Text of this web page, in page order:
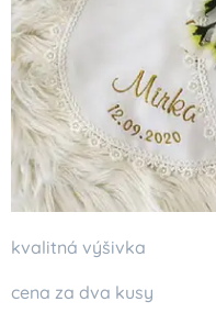
kvalitná výšivka
cena za dva kusy